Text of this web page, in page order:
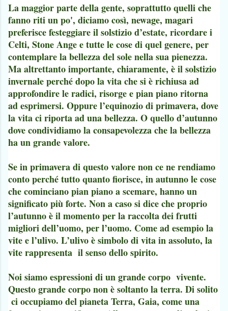
La maggior parte della gente, soprattutto quelli che
fanno riti un po', diciamo così, newage, magari
preferisce festeggiare il solstizio d’estate, ricordare i
Celti, Stone Ange e tutte le cose di quel genere, per
contemplare la bellezza del sole nella sua pienezza.
Ma altrettanto importante, chiaramente, è il solstizio
invernale perché dopo la vita che si è richiusa ad
approfondire le radici, risorge e pian piano ritorna
ad esprimersi. Oppure l’equinozio di primavera, dove
la vita ci riporta ad una bellezza. O quello d’autunno
dove condividiamo la consapevolezza che la bellezza
ha un grande valore.
Se in primavera di questo valore non ce ne rendiamo
conto perché tutto quanto fiorisce, in autunno le cose
che cominciano pian piano a scemare, hanno un
significato più forte. Non a caso si dice che proprio
l’autunno è il momento per la raccolta dei frutti
migliori dell’uomo, per l’uomo. Come ad esempio la
vite e l’ulivo. L’ulivo è simbolo di vita in assoluto, la
vite rappresenta il senso dello spirito.
Noi siamo espressioni di un grande corpo vivente.
Questo grande corpo non è soltanto la terra. Di solito
ci occupiamo del pianeta Terra, Gaia, come una